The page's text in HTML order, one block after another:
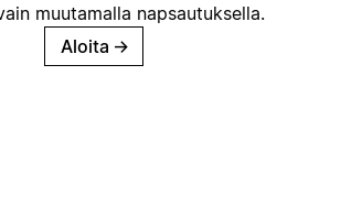
muutamalla napsautuksella.
Aloita →